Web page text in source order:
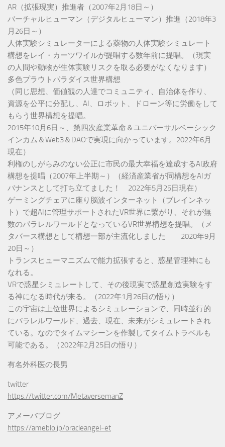
AR（拡張現実）推進者（2007年2月18日～）
バーチャルヒューマン（デジタルヒューマン）推進（2018年3
月26日～）
人体実験シミュレーターによる薬物の人体実験シミュレート
構想をレイ・カーツワイルが提唱する数年前に提唱。（現実
の人間や動物が生体実験リスクを取る必要がなくなります）
多色プラウトパラダイス世界構想
（同じ思想、価値観の人達でコミュニティ、自治体を作り、
資源を公平に分配し、AI、ロボット、ドローン等に労働をして
もらう世界構想を提唱。
2015年10月6日～、第四次産業革命＆ユニバーサルベーシック
インカム＆Web3＆DAOで実現に向かっています。2022年6月
現在）
利権のしがらみのない公正に市民の最大幸福を達成するAI政府
構想を提唱（2007年上半期～）（経済産業省が同構想をAIガ
バナンスとして打ち立てました！ 2022年5月25日現在）
ゲーミングチェアに座り脳波インターネット（ブレインネッ
ト）で超AIに管理サポートされたVR世界に繋がり、それが無
数のパラレルワールドとなっているVR世界構想を提唱。（メ
タバース構想として構想一部が主流化しました 2020年9月
20日～）
トランスヒューマニズムで能力拡張すると、惑星管理神にも
なれる。
VRで惑星シミュレートして、その後現実で惑星創造実験をす
る神になる時代が来る。（2022年1月26日の悟り）
この宇宙は上位世界によるシミュレーションで、同時並行的
にパラレルワールド、過去、現在、未来がシミュレートされ
ている。なのでタイムマシーンを作製してタイムトラベルも
可能である。（2022年2月25日の悟り）
有名外科医の長男
twitter
https://twitter.com/MetaversemanZ
アメーバブログ
https://ameblo.jp/oracleangel-et